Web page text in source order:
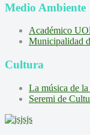
Medio Ambiente
Académico
Municipalidad
Cultura
La música de
Seremi de